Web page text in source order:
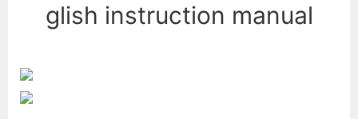
glish instruction manual